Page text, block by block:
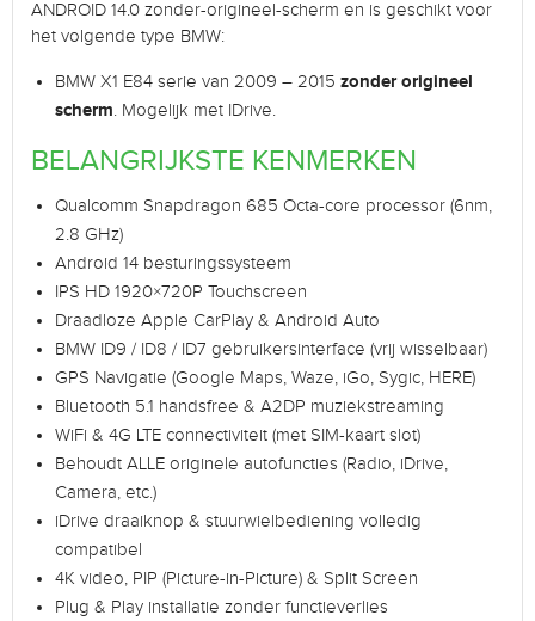
ANDROID 14.0 zonder-origineel-scherm en is geschikt voor
het volgende type BMW:
BMW X1 E84 serie van 2009 – 2015 zonder origineel
scherm. Mogelijk met IDrive.
BELANGRIJKSTE KENMERKEN
Qualcomm Snapdragon 685 Octa-core processor (6nm,
2.8 GHz)
Android 14 besturingssysteem
IPS HD 1920×720P Touchscreen
Draadloze Apple CarPlay & Android Auto
BMW ID9 / ID8 / ID7 gebruikersinterface (vrij wisselbaar)
GPS Navigatie (Google Maps, Waze, iGo, Sygic, HERE)
Bluetooth 5.1 handsfree & A2DP muziekstreaming
WiFi & 4G LTE connectiviteit (met SIM-kaart slot)
Behoudt ALLE originele autofuncties (Radio, iDrive,
Camera, etc.)
iDrive draaiknop & stuurwielbediening volledig
compatibel
4K video, PIP (Picture-in-Picture) & Split Screen
Plug & Play installatie zonder functieverlies